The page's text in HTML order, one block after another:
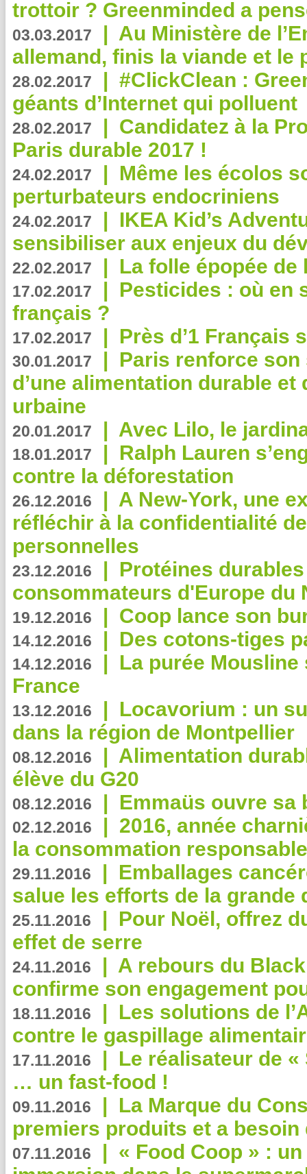
trottoir ? Greenminded a
03.03.2017 | Au Ministère de
allemand, finis la viande et le
28.02.2017 | #ClickClean :
géants d’Internet qui polluent
28.02.2017 | Candidatez à la
Paris durable 2017 !
24.02.2017 | Même les écolos
perturbateurs endocriniens
24.02.2017 | IKEA Kid’s
sensibiliser aux enjeux du
22.02.2017 | La folle épopée de
17.02.2017 | Pesticides : où en
français ?
17.02.2017 | Près d’1 Français
30.01.2017 | Paris renforce
d’une alimentation durable et
urbaine
20.01.2017 | Avec Lilo, le
18.01.2017 | Ralph Lauren
contre la déforestation
26.12.2016 | A New-York, une
réfléchir à la confidentialité
personnelles
23.12.2016 | Protéines
consommateurs d'Europe du
19.12.2016 | Coop lance son
14.12.2016 | Des cotons-tiges
14.12.2016 | La purée
France
13.12.2016 | Locavorium : un
dans la région de Montpellier
08.12.2016 | Alimentation
élève du G20
08.12.2016 | Emmaüs ouvre sa
02.12.2016 | 2016, année
la consommation
29.11.2016 | Emballages
salue les efforts de la grande
25.11.2016 | Pour Noël, offrez
effet de serre
24.11.2016 | A rebours du
confirme son engagement
18.11.2016 | Les solutions de
contre le gaspillage
17.11.2016 | Le réalisateur de «
… un fast-food !
09.11.2016 | La Marque du
premiers produits et a besoin
07.11.2016 | « Food Coop » :